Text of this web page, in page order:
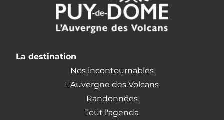
La destination
Nos incontournables
L'Auvergne des Volcans
Randonnées
Tout l'agenda